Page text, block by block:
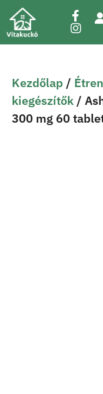
Kezdőlap /
kiegészítők /
300 mg 60